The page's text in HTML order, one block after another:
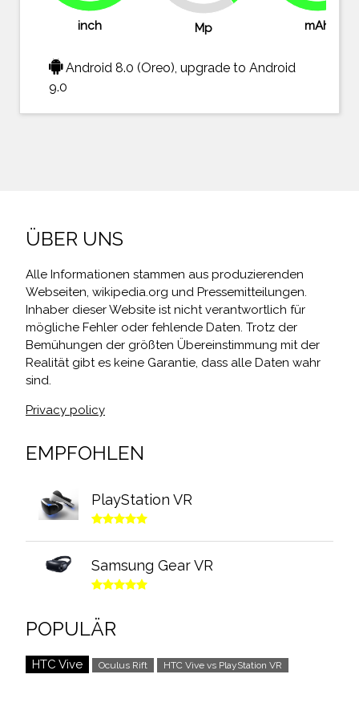
inch Mp mAh
Android 8.0 (Oreo), upgrade to Android
9.0
ÜBER UNS
Alle Informationen stammen aus produzierenden
Webseiten, wikipedia.org und Pressemitteilungen.
Inhaber dieser Website ist nicht verantwortlich für
mögliche Fehler oder fehlende Daten. Trotz der
Bemühungen der größten Übereinstimmung mit der
Realität gibt es keine Garantie, dass alle Daten wahr
sind.
Privacy policy
EMPFOHLEN
PlayStation VR
Samsung Gear VR
POPULÄR
HTC Vive Oculus Rift HTC Vive vs PlayStation VR